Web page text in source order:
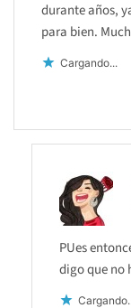
durante años,
para bien.
Cargando...
PUes
digo que no